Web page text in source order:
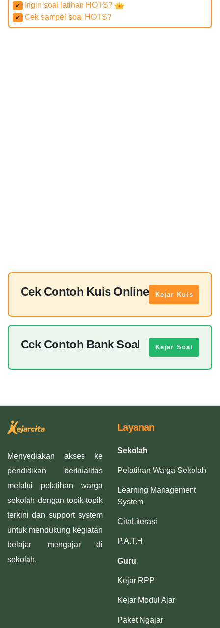
✔ Ingin soal latihan HOTS?
✔ Cek sampel soal HOTS?
Cek Contoh Kuis Online Kejar Kuis
Cek Contoh Bank Soal Kejar Soal
Menyediakan akses ke
pendidikan berkualitas
melalui pelatihan warga
sekolah dengan topik-topik
terkini dan support system
untuk mendukung kegiatan
belajar mengajar di
sekolah.
Layanan
Sekolah
Pelatihan Warga Sekolah
Learning Management
System
CitaLiterasi
P.A.T.H
Guru
Kejar RPP
Kejar Modul Ajar
Paket Ngajar